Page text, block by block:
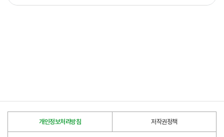
개인정보처리방침 저작권정책